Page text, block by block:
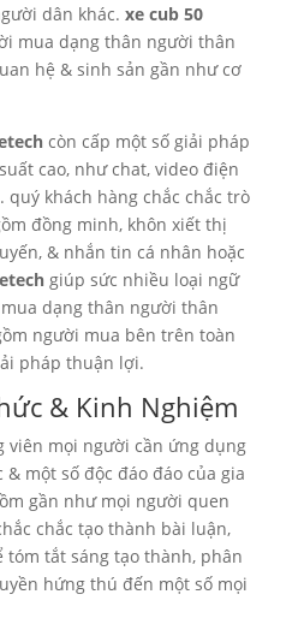
dân khác. xe cub 50
mua dạng thân người thân
hệ & sinh sản gần như cơ
còn cấp một số giải pháp
cao, như chat, video điện
quý khách hàng chắc chắc trò
đồng minh, khôn xiết thị
& nhắn tin cá nhân hoặc
giúp sức nhiều loại ngữ
dạng thân người thân
người mua bên trên toàn
pháp thuận lợi.
& Kinh Nghiệm
viên mọi người cần ứng dụng
một số độc đáo đáo của gia
gần như mọi người quen
chắc tạo thành bài luận,
tóm tắt sáng tạo thành, phân
hứng thú đến một số mọi